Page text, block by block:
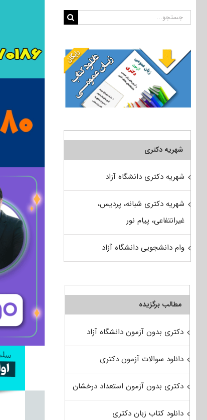
جستجو
شهریه دکتری
شهریه دکتری دانشگاه آزاد
شهریه دکتری شبانه، پردیس،
غیرانتفاعی، پیام نور
وام دانشجویی دانشگاه آزاد
مطالب برگزیده
دکتری بدون آزمون دانشگاه آزاد
دانلود سوالات آزمون دکتری
دکتری بدون آزمون استعداد درخشان
دانلود کتاب زبان دکتری